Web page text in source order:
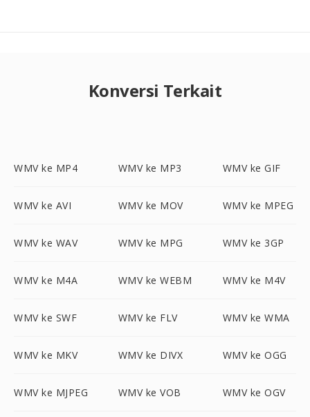
Konversi Terkait
WMV ke MP4 WMV ke MP3 WMV ke GIF
WMV ke AVI WMV ke MOV WMV ke MPEG
WMV ke WAV WMV ke MPG WMV ke 3GP
WMV ke M4A WMV ke WEBM WMV ke M4V
WMV ke SWF WMV ke FLV WMV ke WMA
WMV ke MKV WMV ke DIVX WMV ke OGG
WMV ke MJPEG WMV ke VOB WMV ke OGV